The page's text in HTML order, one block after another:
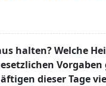
halten? Welche
Vorgaben
dieser Tage